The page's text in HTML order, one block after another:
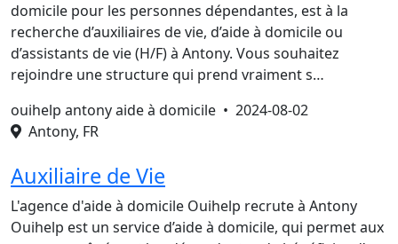
domicile pour les personnes dépendantes, est à la
recherche d’auxiliaires de vie, d’aide à domicile ou
d’assistants de vie (H/F) à Antony. Vous souhaitez
rejoindre une structure qui prend vraiment s…
ouihelp antony aide à domicile • 2024-08-02
Antony, FR
Auxiliaire de Vie
L'agence d'aide à domicile Ouihelp recrute à Antony
Ouihelp est un service d’aide à domicile, qui permet aux